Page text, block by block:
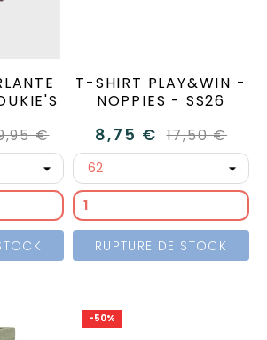
€
T-SHIRT PLAY&WIN -
NOPPIES - SS26
8,75 € 17,50 €
RUPTURE DE STOCK
-50%